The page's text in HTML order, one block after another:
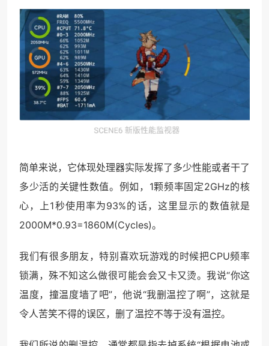
简单来说，它体现处理器实际发挥了多少性能或者干了
多少活的关键性数值。例如，1颗频率固定2GHz的核
心，上1秒使用率为93%的话，这里显示的数值就是
2000M*0.93=1860M(Cycles)。
我们有很多朋友，特别喜欢玩游戏的时候把CPU频率
锁满，殊不知这么做很可能会会又卡又烫。我说“你这
温度，撞温度墙了吧”，他说“我删温控了啊”，这就是
令人苦笑不得的误区，删了温控不等于没有温控。